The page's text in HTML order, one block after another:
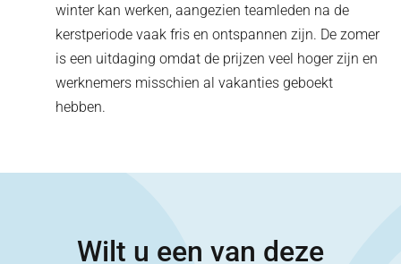
winter kan werken, aangezien teamleden na de
kerstperiode vaak fris en ontspannen zijn. De zomer
is een uitdaging omdat de prijzen veel hoger zijn en
werknemers misschien al vakanties geboekt
hebben.
Wilt u een van deze